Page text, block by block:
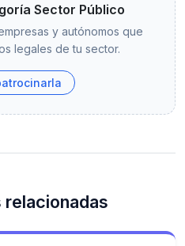
Sector Público
y autónomos que
legales de tu sector.